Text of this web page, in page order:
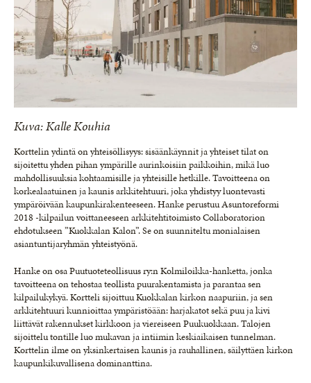
Kuva: Kalle Kouhia
Korttelin ydintä on yhteisöllisyys: sisäänkäynnit ja yhteiset tilat on
sijoitettu yhden pihan ympärille aurinkoisiin paikkoihin, mikä luo
mahdollisuuksia kohtaamisille ja yhteisille hetkille. Tavoitteena on
korkealaatuinen ja kaunis arkkitehtuuri, joka yhdistyy luontevasti
ympäröivään kaupunkirakenteeseen. Hanke perustuu Asuntoreformi
2018 -kilpailun voittaneeseen arkkitehtitoimisto Collaboratorion
ehdotukseen ”Kuokkalan Kalon”. Se on suunniteltu monialaisen
asiantuntijaryhmän yhteistyönä.
Hanke on osa Puutuoteteollisuus ry:n Kolmiloikka-hanketta, jonka
tavoitteena on tehostaa teollista puurakentamista ja parantaa sen
kilpailukykyä. Kortteli sijoittuu Kuokkalan kirkon naapuriin, ja sen
arkkitehtuuri kunnioittaa ympäristöään: harjakatot sekä puu ja kivi
liittävät rakennukset kirkkoon ja viereiseen Puukuokkaan. Talojen
sijoittelu tontille luo mukavan ja intiimin keskiaikaisen tunnelman.
Korttelin ilme on yksinkertaisen kaunis ja rauhallinen, säilyttäen kirkon
kaupunkikuvallisena dominanttina.